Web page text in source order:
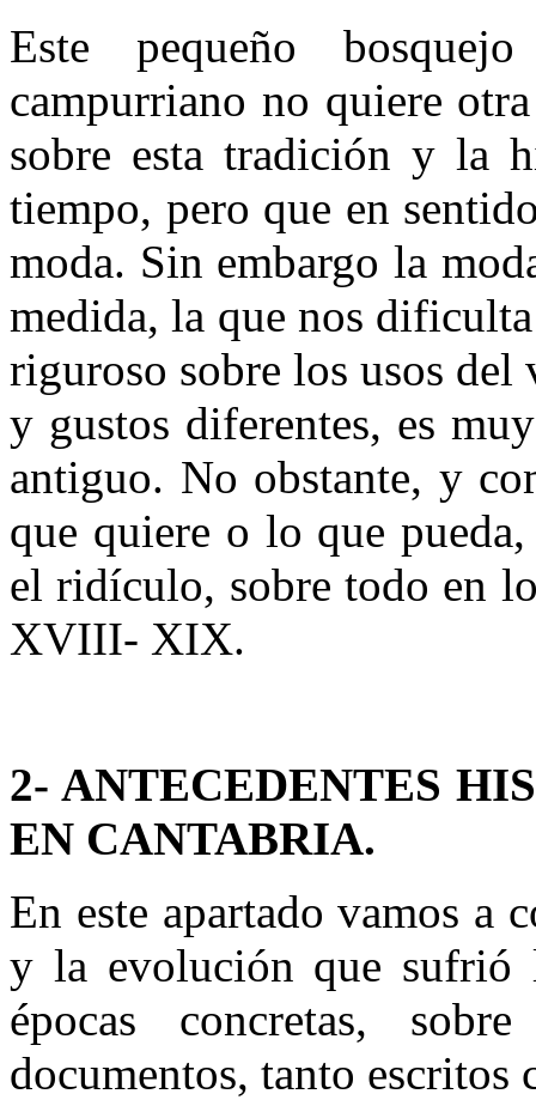
Este pequeño
campurriano no quiere
sobre esta tradición y la
tiempo, pero que en
moda. Sin embargo la
medida, la que nos
riguroso sobre los usos del
y gustos diferentes, es
antiguo. No obstante, y
que quiere o lo que
el ridículo, sobre todo en
XVIII- XIX.
2- ANTECEDENTES
EN CANTABRIA.
En este apartado vamos a
y la evolución que sufrió
épocas concretas,
documentos, tanto escritos